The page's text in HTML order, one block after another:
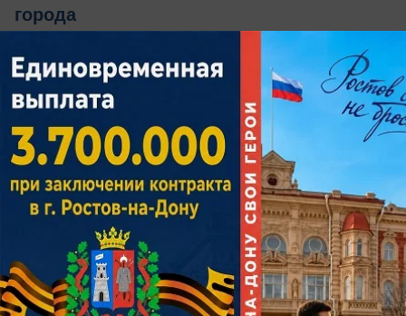
города
Подрядчика определят 14 августа, работы
должны завершить к середине декабря